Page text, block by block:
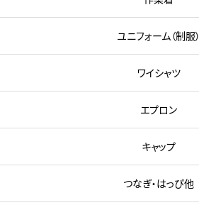
ユニフォーム（制服）
ワイシャツ
エプロン
キャップ
つなぎ・はっぴ他